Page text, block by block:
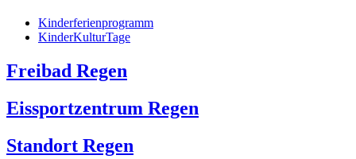
Kinderferienprogramm
KinderKulturTage
Freibad Regen
Eissportzentrum Regen
Standort Regen